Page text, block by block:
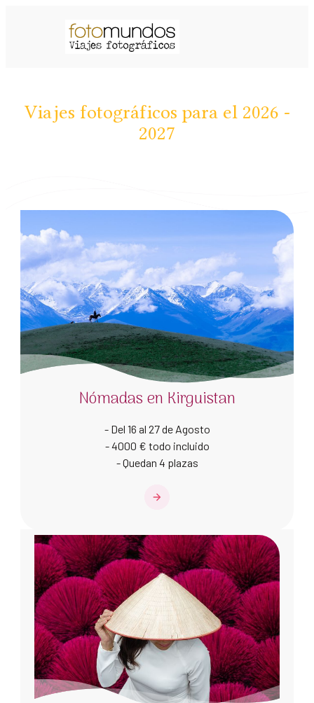
Viajes fotográficos para el 2026 -
2027
Nómadas en Kirguistan
- Del 16 al 27 de Agosto
- 4000 € todo incluido
- Quedan 4 plazas